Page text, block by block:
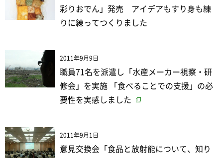
彩りおでん」発売 アイデアもすり身も練
りに練ってつくりました
2011年9月9日
職員71名を派遣し「水産メーカー視察・研
修会」を実施 「食べることでの支援」の必
要性を実感しました
2011年9月1日
意見交換会「食品と放射能について、知り